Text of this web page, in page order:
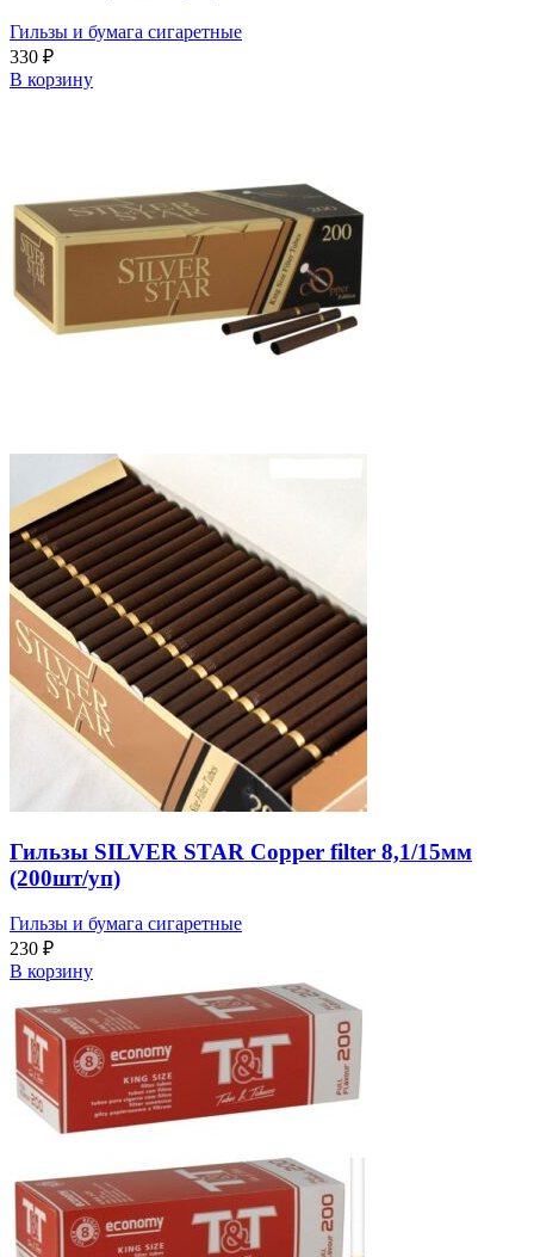
Гильзы и бумага сигаретные
330 ₽
В корзину
Гильзы SILVER STAR Copper filter 8,1/15мм
(200шт/уп)
Гильзы и бумага сигаретные
230 ₽
В корзину